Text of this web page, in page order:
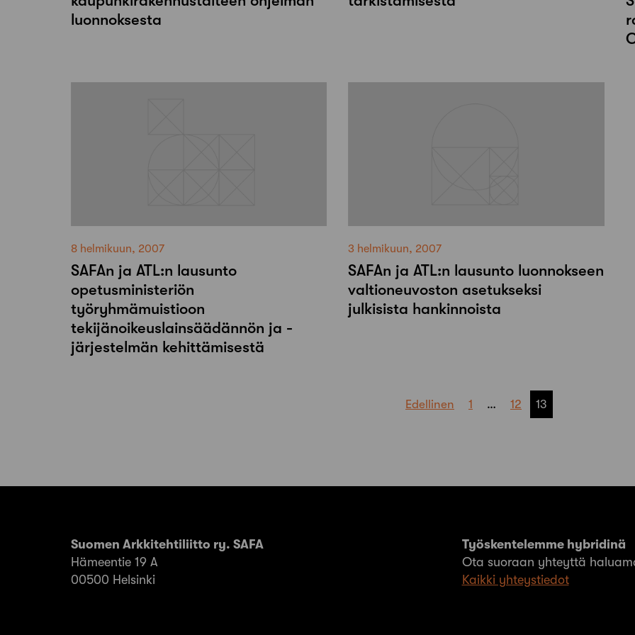
luonnoksesta
8 helmikuun, 2007
SAFAn ja ATL:n lausunto
opetusministeriön
työryhmämuistioon
tekijänoikeuslainsäädännön ja -
järjestelmän kehittämisestä
3 helmikuun, 2007
SAFAn ja ATL:n lausunto luonnokseen
valtioneuvoston asetukseksi
julkisista hankinnoista
Edellinen 1 … 12 13
Suomen Arkkitehtiliitto ry. SAFA
Hämeentie 19 A
00500 Helsinki
Työskentelemme hybridinä
Ota suoraan yhteyttä
Kaikki yhteystiedot